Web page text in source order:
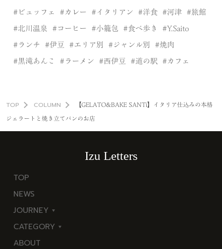
ビュッフェ カレー イタリアン 洋食 河津 旅館
北川温泉 コーヒー 小籠包 食べ歩き Y.Saito
ランチ 伊豆 エリア別 ジャンル別 焼肉
黒滝あんこ ラーメン 西伊豆 道の駅 カフェ
TOP COLUMN 【GELATO&BAKE SANTi】イタリア仕込みの本格
ジェラートと焼き立てパンのお店
Izu Letters
TOP
NEWS
JOURNEY
東
伊
CATEGORY
海
ABOUT